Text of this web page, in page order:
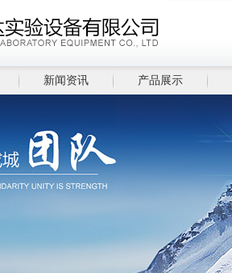
新闻资讯 产品展示